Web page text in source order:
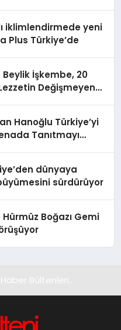
iklimlendirmede yeni
Plus Türkiye’de
Beylik İşkembe, 20
Değişmeyen
Hanoğlu Türkiye’yi
Tanıtmayı
dünyaya
sürdürüyor
Boğazı Gemi
Bültenleri..